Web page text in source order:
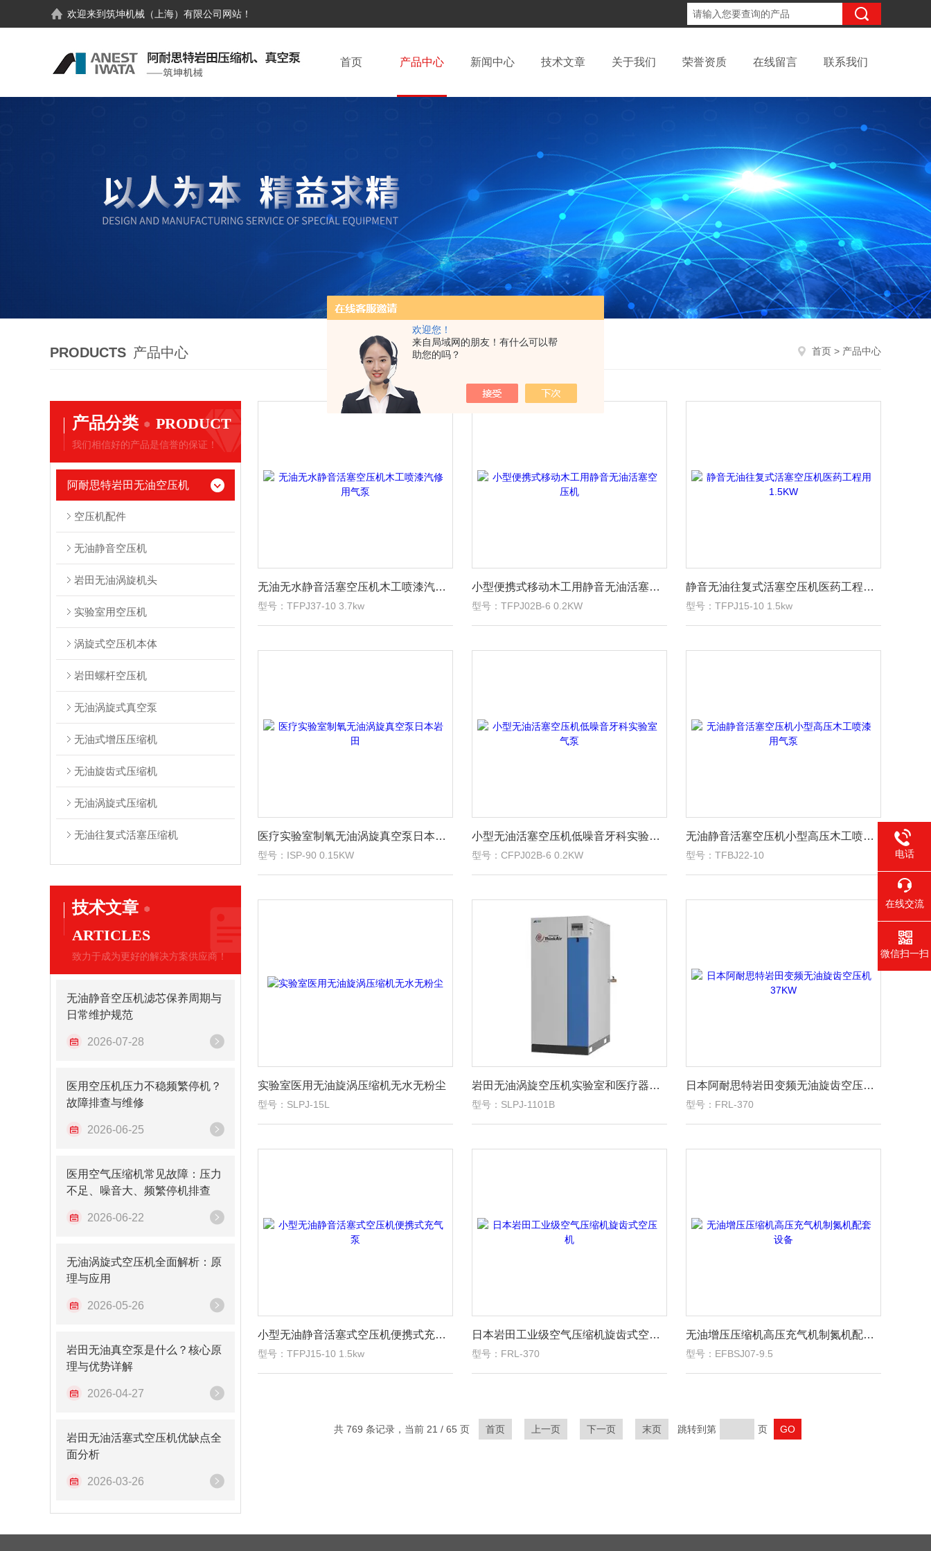
欢迎您！
来自局域网的朋友！有什么可以帮
助您的吗？
欢迎来到筑坤机械（上海）有限公司 网站！
首页 产品中心 新闻中心 技术文章 关于我们 荣誉资质 在线留言 联系我们
PRODUCTS 产品中心 首页 > 产品中心
产品分类 PRODUCT
我们相信好的产品是信誉的保证！
阿耐思特岩田无油空压机
空压机配件
无油静音空压机
岩田无油涡旋机头
实验室用空压机
涡旋式空压机本体
岩田螺杆空压机
无油涡旋式真空泵
无油式增压压缩机
无油旋齿式压缩机
无油涡旋式压缩机
无油往复式活塞压缩机
技术文章
ARTICLES
致力于成为更好的解决方案供应商！
无油静音空压机滤芯保养周期与
日常维护规范
2026-07-28
医用空压机压力不稳频繁停机？
故障排查与维修
2026-06-25
医用空气压缩机常见故障：压力
不足、噪音大、频繁停机排查
2026-06-22
无油涡旋式空压机全面解析：原
理与应用
2026-05-26
岩田无油真空泵是什么？核心原
理与优势详解
2026-04-27
岩田无油活塞式空压机优缺点全
面分析
2026-03-26
无油无水静音活塞空压机木工喷漆汽修用气泵
型号：TFPJ37-10 3.7kw
小型便携式移动木工用静音无油活塞空压机
型号：TFPJ02B-6 0.2KW
静音无油往复式活塞空压机医药工程用1.5KW
型号：TFPJ15-10 1.5kw
医疗实验室制氧无油涡旋真空泵日本岩田
型号：ISP-90 0.15KW
小型无油活塞空压机低噪音牙科实验室气泵
型号：CFPJ02B-6 0.2KW
无油静音活塞空压机小型高压木工喷漆用气泵
型号：TFBJ22-10
实验室医用无油旋涡压缩机无水无粉尘
型号：SLPJ-15L
岩田无油涡旋空压机实验室和医疗器械行业用
型号：SLPJ-1101B
日本阿耐思特岩田变频无油旋齿空压机37KW
型号：FRL-370
小型无油静音活塞式空压机便携式充气泵
型号：TFPJ15-10 1.5kw
日本岩田工业级空气压缩机旋齿式空压机
型号：FRL-370
无油增压压缩机高压充气机制氮机配套设备
型号：EFBSJ07-9.5
共 769 条记录，当前 21 / 65 页 首页 上一页 下一页 末页 跳转到第 页
电话
在线交流
微信扫一扫